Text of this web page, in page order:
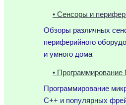
• Сенсоры и
Обзоры различных
периферийного
и умного дома
•
Программирование
C++ и популярных